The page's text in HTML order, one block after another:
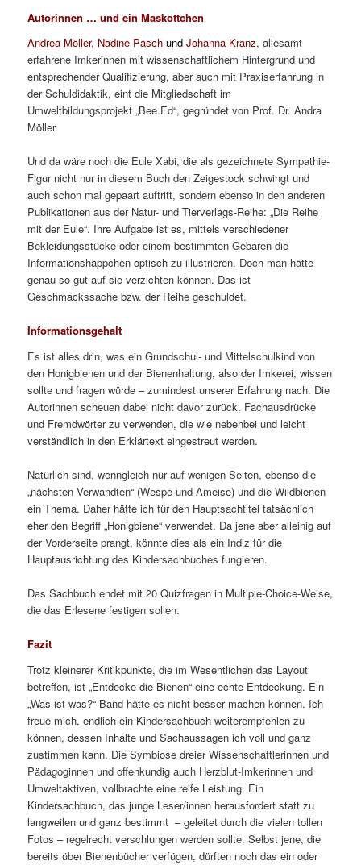
Autorinnen … und ein Maskottchen
Andrea Möller, Nadine Paschund Johanna Kranz, allesamt
erfahrene Imkerinnen mit wissenschaftlichem Hintergrund und
entsprechender Qualifizierung, aber auch mit Praxiserfahrung in
der Schuldidaktik, eint die Mitgliedschaft im
Umweltbildungsprojekt „Bee.Ed“, gegründet von Prof. Dr. Andra
Möller.
Und da wäre noch die Eule Xabi, die als gezeichnete Sympathie-
Figur nicht nur in diesem Buch den Zeigestock schwingt und
auch schon mal gepaart auftritt, sondern ebenso in den anderen
Publikationen aus der Natur- und Tierverlags-Reihe: „Die Reihe
mit der Eule“. Ihre Aufgabe ist es, mittels verschiedener
Bekleidungsstücke oder einem bestimmten Gebaren die
Informationshäppchen optisch zu illustrieren. Doch man hätte
genau so gut auf sie verzichten können. Das ist
Geschmackssache bzw. der Reihe geschuldet.
Informationsgehalt
Es ist alles drin, was ein Grundschul- und Mittelschulkind von
den Honigbienen und der Bienenhaltung, also der Imkerei, wissen
sollte und fragen würde – zumindest unserer Erfahrung nach. Die
Autorinnen scheuen dabei nicht davor zurück, Fachausdrücke
und Fremdwörter zu verwenden, die wie nebenbei und leicht
verständlich in den Erklärtext eingestreut werden.
Natürlich sind, wenngleich nur auf wenigen Seiten, ebenso die
„nächsten Verwandten“ (Wespe und Ameise) und die Wildbienen
ein Thema. Daher hätte ich für den Hauptsachtitel tatsächlich
eher den Begriff „Honigbiene“ verwendet. Da jene aber alleinig auf
der Vorderseite prangt, könnte dies als ein Indiz für die
Hauptausrichtung des Kindersachbuches fungieren.
Das Sachbuch endet mit 20 Quizfragen in Multiple-Choice-Weise,
die das Erlesene festigen sollen.
Fazit
Trotz kleinerer Kritikpunkte, die im Wesentlichen das Layout
betreffen, ist „Entdecke die Bienen“ eine echte Entdeckung. Ein
„Was-ist-was?“-Band hätte es nicht besser machen können. Ich
freue mich, endlich ein Kindersachbuch weiterempfehlen zu
können, dessen Inhalte und Sachaussagen ich voll und ganz
zustimmen kann. Die Symbiose dreier Wissenschaftlerinnen und
Pädagoginnen und offenkundig auch Herzblut-Imkerinnen und
Umweltaktiven, vollbrachte eine reife Leistung. Ein
Kindersachbuch, das junge Leser/innen herausfordert statt zu
langweilen und ganz bestimmt – geleitet durch die vielen tollen
Fotos – regelrecht verschlungen werden sollte. Selbst jene, die
bereits über Bienenbücher verfügen, dürften noch das ein oder